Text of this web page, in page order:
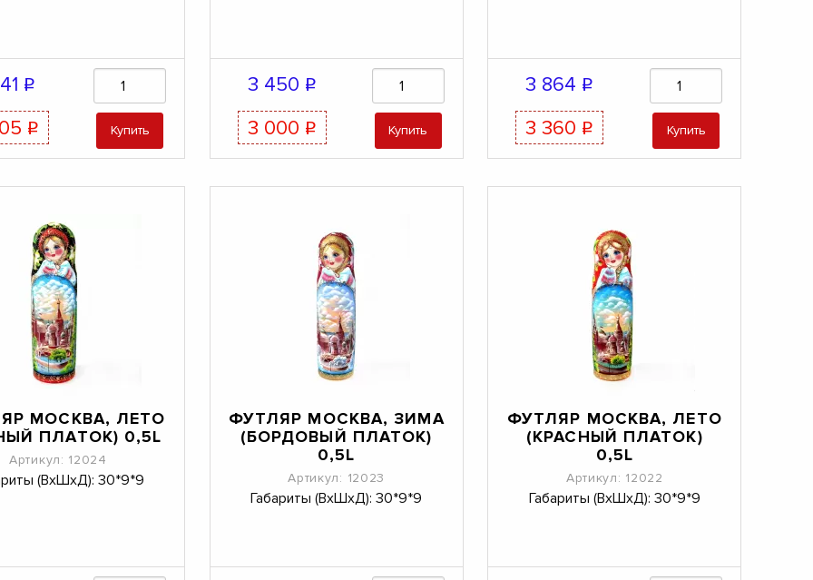
q
q Купить
3 450 q
3 000 q Купить
3 864 q
3 360 q Купить
МОСКВА, ЛЕТО
ПЛАТОК) 0,5L
Артикул: 12024
(ВхШхД): 30*9*9
ФУТЛЯР МОСКВА, ЗИМА
(БОРДОВЫЙ ПЛАТОК)
0,5L
Артикул: 12023
Габариты (ВхШхД): 30*9*9
ФУТЛЯР МОСКВА, ЛЕТО
(КРАСНЫЙ ПЛАТОК)
0,5L
Артикул: 12022
Габариты (ВхШхД): 30*9*9